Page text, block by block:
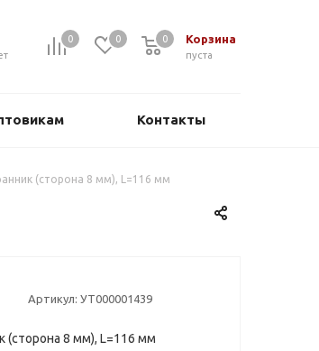
0 0 Корзина
0
пуста
0
Контакты
(сторона 8 мм), L=116 мм
Артикул: УТ000001439
(сторона 8 мм), L=116 мм